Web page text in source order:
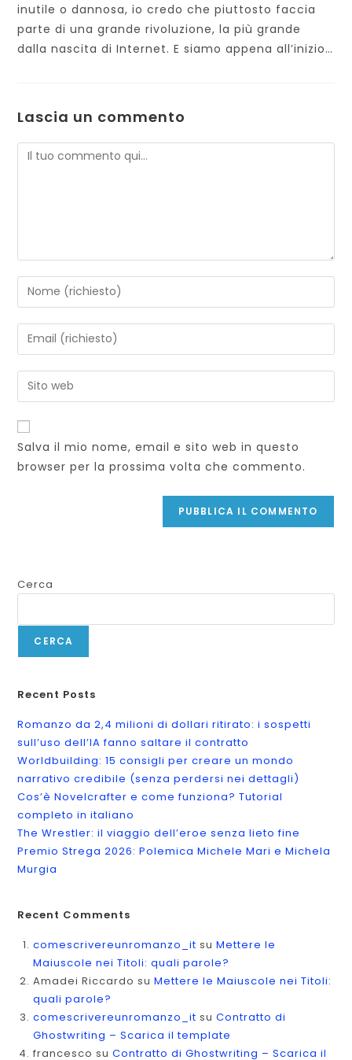
inutile o dannosa, io credo che piuttosto faccia
parte di una grande rivoluzione, la più grande
dalla nascita di Internet. E siamo appena all’inizio…
Lascia un commento
Salva il mio nome, email e sito web in questo
browser per la prossima volta che commento.
Cerca
CERCA
Recent Posts
Romanzo da 2,4 milioni di dollari ritirato: i sospetti
sull’uso dell’IA fanno saltare il contratto
Worldbuilding: 15 consigli per creare un mondo
narrativo credibile (senza perdersi nei dettagli)
Cos’è Novelcrafter e come funziona? Tutorial
completo in italiano
The Wrestler: il viaggio dell’eroe senza lieto fine
Premio Strega 2026: Polemica Michele Mari e Michela
Murgia
Recent Comments
comescrivereunromanzo_it suMettere le
Maiuscole nei Titoli: quali parole?
Amadei Riccardo suMettere le Maiuscole nei Titoli:
quali parole?
comescrivereunromanzo_it suContratto di
Ghostwriting – Scarica il template
francesco suContratto di Ghostwriting – Scarica il